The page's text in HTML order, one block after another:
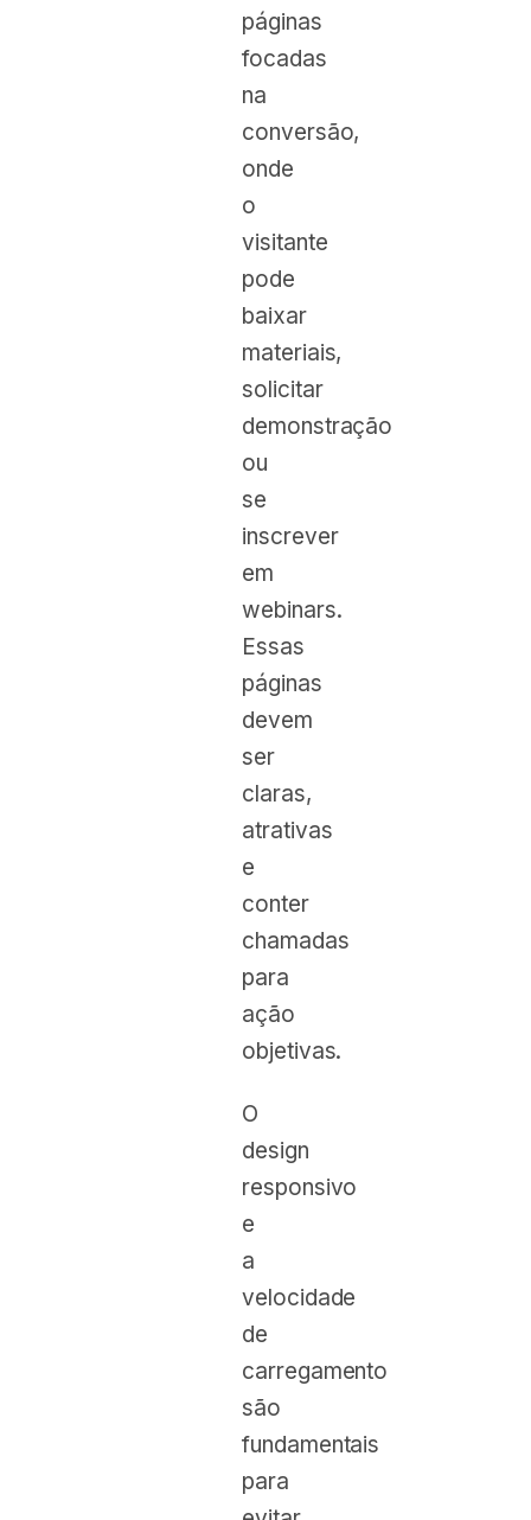
páginas
focadas
na
conversão,
onde
o
visitante
pode
baixar
materiais,
solicitar
demonstração
ou
se
inscrever
em
webinars.
Essas
páginas
devem
ser
claras,
atrativas
e
conter
chamadas
para
ação
objetivas.
O
design
responsivo
e
a
velocidade
de
carregamento
são
fundamentais
para